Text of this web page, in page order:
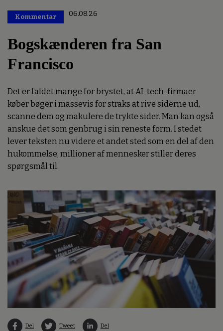
Kommentar 06.08.26
Bogskænderen fra San
Francisco
Det er faldet mange for brystet, at AI-tech-firmaer
køber bøger i massevis for straks at rive siderne ud,
scanne dem og makulere de trykte sider. Man kan også
anskue det som genbrug i sin reneste form. I stedet
lever teksten nu videre et andet sted som en del af den
hukommelse, millioner af mennesker stiller deres
spørgsmål til.
Del Tweet Del